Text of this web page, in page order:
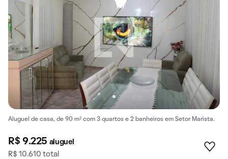
Aluguel de casa, de 90 m² com 3 quartos e 2 banheiros em Setor Marista.
R$ 9.225 aluguel
R$ 10.610 total